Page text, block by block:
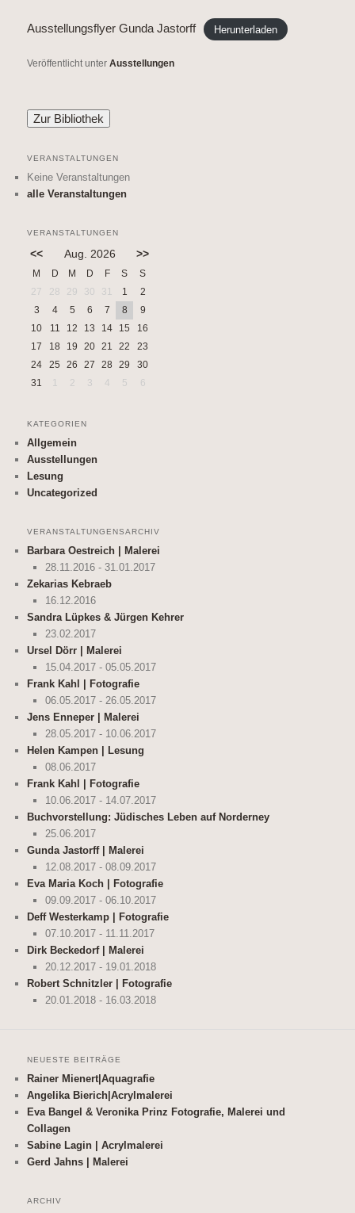
Ausstellungsflyer Gunda Jastorff Herunterladen
Veröffentlicht unter Ausstellungen
VERANSTALTUNGEN
Keine Veranstaltungen
alle Veranstaltungen
VERANSTALTUNGEN
<< Aug. 2026 >>
M D M D F S
S
27
28 29 30 31 1
2
3
4 5 6 7 8
9
10
11 12 13 14 15
16
17
18 19 20 21 22
23
24
25 26 27 28 29
30
31
1 2 3 4 5 6
KATEGORIEN
Allgemein
Ausstellungen
Lesung
Uncategorized
VERANSTALTUNGENSARCHIV
Barbara Oestreich | Malerei
28.11.2016 - 31.01.2017
Zekarias Kebraeb
16.12.2016
Sandra Lüpkes & Jürgen Kehrer
23.02.2017
Ursel Dörr | Malerei
15.04.2017 - 05.05.2017
Frank Kahl | Fotografie
06.05.2017 - 26.05.2017
Jens Enneper | Malerei
28.05.2017 - 10.06.2017
Helen Kampen | Lesung
08.06.2017
Frank Kahl | Fotografie
10.06.2017 - 14.07.2017
Buchvorstellung: Jüdisches Leben auf Norderney
25.06.2017
Gunda Jastorff | Malerei
12.08.2017 - 08.09.2017
Eva Maria Koch | Fotografie
09.09.2017 - 06.10.2017
Deff Westerkamp | Fotografie
07.10.2017 - 11.11.2017
Dirk Beckedorf | Malerei
20.12.2017 - 19.01.2018
Robert Schnitzler | Fotografie
20.01.2018 - 16.03.2018
NEUESTE BEITRÄGE
Rainer Mienert|Aquagrafie
Angelika Bierich|Acrylmalerei
Eva Bangel & Veronika Prinz Fotografie, Malerei und
Collagen
Sabine Lagin | Acrylmalerei
Gerd Jahns | Malerei
ARCHIV